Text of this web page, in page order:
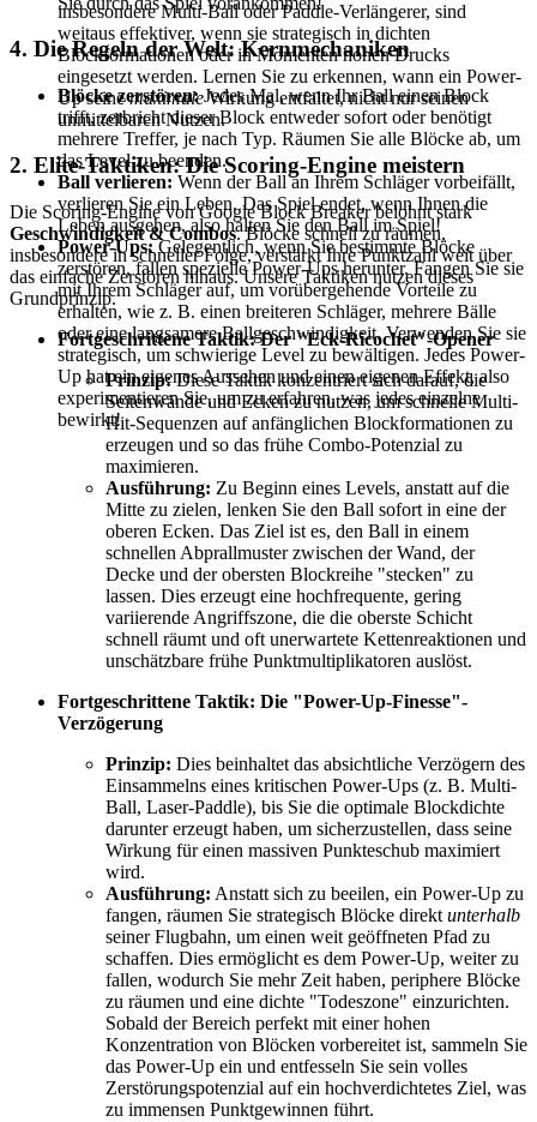
4. Die Regeln der Welt: Kernmechaniken
Blöcke zerstören:Jedes Mal, wenn Ihr Ball einen Block
trifft, zerbricht dieser Block entweder sofort oder benötigt
mehrere Treffer, je nach Typ. Räumen Sie alle Blöcke ab, um
das Level zu beenden.
Ball verlieren: Wenn der Ball an Ihrem Schläger vorbeifällt,
verlieren Sie ein Leben. Das Spiel endet, wenn Ihnen die
Leben ausgehen, also halten Sie den Ball im Spiel!
Power-Ups:Gelegentlich, wenn Sie bestimmte Blöcke
zerstören, fallen spezielle Power-Ups herunter. Fangen Sie sie
mit Ihrem Schläger auf, um vorübergehende Vorteile zu
erhalten, wie z. B. einen breiteren Schläger, mehrere Bälle
oder eine langsamere Ballgeschwindigkeit. Verwenden Sie sie
strategisch, um schwierige Level zu bewältigen. Jedes Power-
Up hat ein eigenes Aussehen und einen eigenen Effekt, also
experimentieren Sie, um zu erfahren, was jedes einzelne
bewirkt!
insbesondere Multi-Ball oder Paddle-Verlängerer, sind
weitaus effektiver, wenn sie strategisch in dichten
Blockformationen oder in Momenten hohen Drucks
eingesetzt werden. Lernen Sie zu erkennen, wann ein Power-
Up seinemaximaleWirkung entfaltet, nicht nur seinen
unmittelbaren Nutzen.
2. Elite-Taktiken: Die Scoring-Engine meistern
Die Scoring-Engine von Google Block Breaker belohnt stark
Geschwindigkeit & Combos. Blöcke schnell zu räumen,
insbesondere in schneller Folge, verstärkt Ihre Punktzahl weit über
das einfache Zerstören hinaus. Unsere Taktiken nutzen dieses
Grundprinzip.
Fortgeschrittene Taktik: Der "Eck-Ricochet"-Opener
Prinzip:Diese Taktik konzentriert sich darauf, die
Seitenwände und Ecken zu nutzen, um schnelle Multi-
Hit-Sequenzen auf anfänglichen Blockformationen zu
erzeugen und so das frühe Combo-Potenzial zu
maximieren.
Ausführung: Zu Beginn eines Levels, anstatt auf die
Mitte zu zielen, lenken Sie den Ball sofort in eine der
oberen Ecken. Das Ziel ist es, den Ball in einem
schnellen Abprallmuster zwischen der Wand, der
Decke und der obersten Blockreihe "stecken" zu
lassen. Dies erzeugt eine hochfrequente, gering
variierende Angriffszone, die die oberste Schicht
schnell räumt und oft unerwartete Kettenreaktionen und
unschätzbare frühe Punktmultiplikatoren auslöst.
Fortgeschrittene Taktik: Die "Power-Up-Finesse"-
Verzögerung
Prinzip: Dies beinhaltet das absichtliche Verzögern des
Einsammelns eines kritischen Power-Ups (z. B. Multi-
Ball, Laser-Paddle), bis Sie die optimale Blockdichte
darunter erzeugt haben, um sicherzustellen, dass seine
Wirkung für einen massiven Punkteschub maximiert
wird.
Ausführung: Anstatt sich zu beeilen, ein Power-Up zu
fangen, räumen Sie strategisch Blöcke direkt unterhalb
seiner Flugbahn, um einen weit geöffneten Pfad zu
schaffen. Dies ermöglicht es dem Power-Up, weiter zu
fallen, wodurch Sie mehr Zeit haben, periphere Blöcke
zu räumen und eine dichte "Todeszone" einzurichten.
Sobald der Bereich perfekt mit einer hohen
Konzentration von Blöcken vorbereitet ist, sammeln Sie
das Power-Up ein und entfesseln Sie sein volles
Zerstörungspotenzial auf ein hochverdichtetes Ziel, was
zu immensen Punktgewinnen führt.